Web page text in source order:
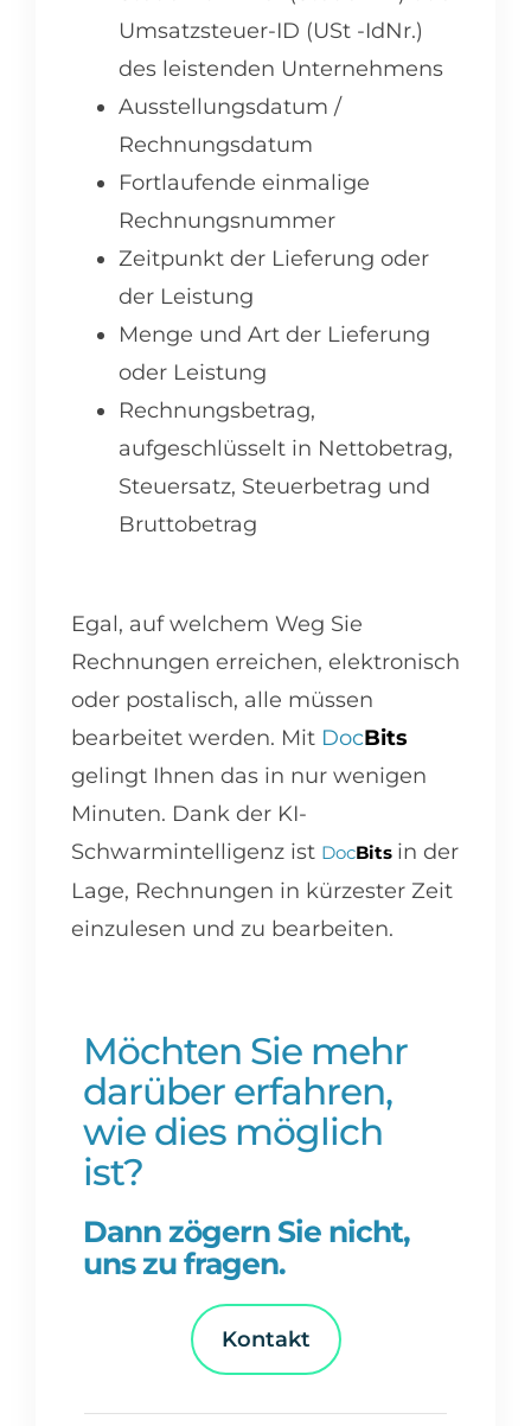
Umsatzsteuer-ID (USt -IdNr.)
des leistenden Unternehmens
Ausstellungsdatum /
Rechnungsdatum
Fortlaufende einmalige
Rechnungsnummer
Zeitpunkt der Lieferung oder
der Leistung
Menge und Art der Lieferung
oder Leistung
Rechnungsbetrag,
aufgeschlüsselt in Nettobetrag,
Steuersatz, Steuerbetrag und
Bruttobetrag
Egal, auf welchem Weg Sie
Rechnungen erreichen, elektronisch
oder postalisch, alle müssen
bearbeitet werden. Mit DocBits
gelingt Ihnen das in nur wenigen
Minuten. Dank der KI-
Schwarmintelligenz ist DocBits in der
Lage, Rechnungen in kürzester Zeit
einzulesen und zu bearbeiten.
Möchten Sie mehr
darüber erfahren,
wie dies möglich
ist?
Dann zögern Sie nicht,
uns zu fragen.
Kontakt